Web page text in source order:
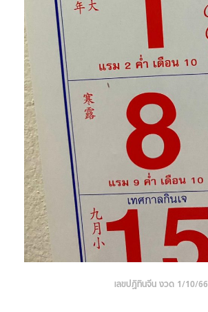
เลขปฏิทินจีน งวด 1/10/66